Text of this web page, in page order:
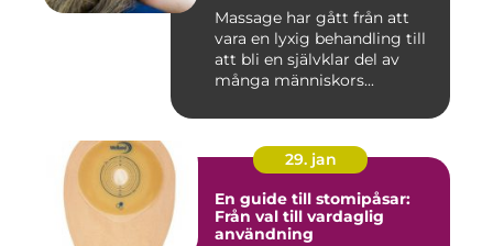
Massage har gått från att
vara en lyxig behandling till
att bli en självklar del av
många människors...
29. jan
En guide till stomipåsar:
Från val till vardaglig
användning